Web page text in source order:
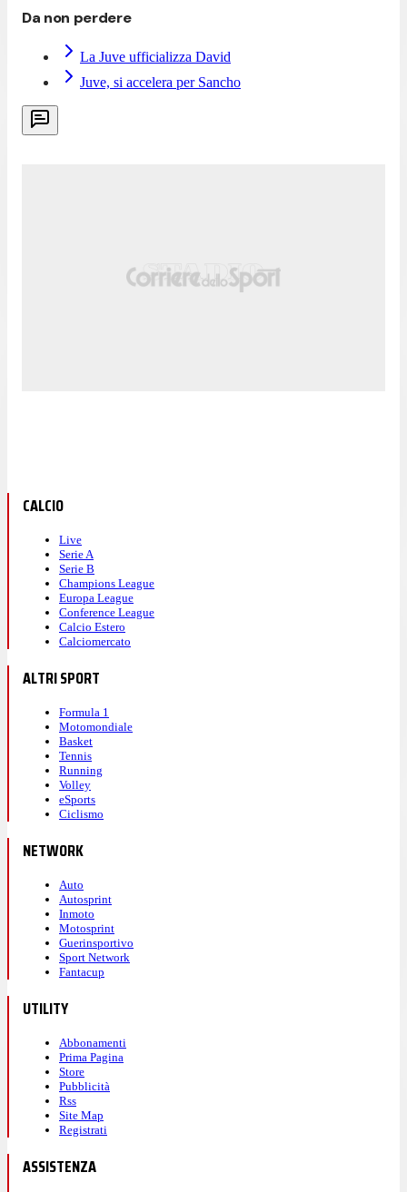
Da non perdere
La Juve ufficializza David
Juve, si accelera per Sancho
CALCIO
Live
Serie A
Serie B
Champions League
Europa League
Conference League
Calcio Estero
Calciomercato
ALTRI SPORT
Formula 1
Motomondiale
Basket
Tennis
Running
Volley
eSports
Ciclismo
NETWORK
Auto
Autosprint
Inmoto
Motosprint
Guerinsportivo
Sport Network
Fantacup
UTILITY
Abbonamenti
Prima Pagina
Store
Pubblicità
Rss
Site Map
Registrati
ASSISTENZA